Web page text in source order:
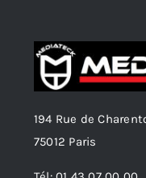
194 Rue de
75012 Paris